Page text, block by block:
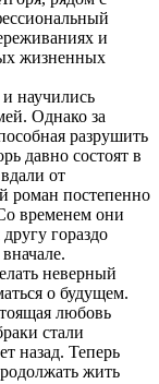
и
жизненных
научились
Однако за
разрушить
давно состоят в
от
роман постепенно
временем они
гораздо
неверный
о будущем.
любовь
стали
назад. Теперь
жить